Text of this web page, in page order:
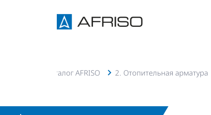
Каталог AFRISO 2. Отопительная арматура